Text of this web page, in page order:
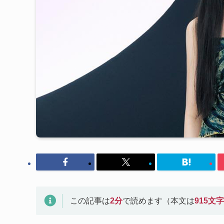
この記事は2分で読めます（本文は915文字